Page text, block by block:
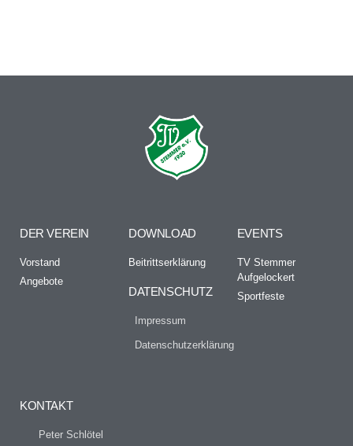
DER VEREIN
Vorstand
Angebote
DOWNLOAD
Beitrittserklärung
DATENSCHUTZ
Impressum
Datenschutzerklärung
EVENTS
TV Stemmer
Aufgelockert
Sportfeste
KONTAKT
Peter Schlötel